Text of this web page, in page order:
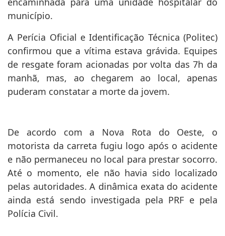
município.
A Perícia Oficial e Identificação Técnica (Politec)
confirmou que a vítima estava grávida. Equipes
de resgate foram acionadas por volta das 7h da
manhã, mas, ao chegarem ao local, apenas
puderam constatar a morte da jovem.
De acordo com a Nova Rota do Oeste, o
motorista da carreta fugiu logo após o acidente
e não permaneceu no local para prestar socorro.
Até o momento, ele não havia sido localizado
pelas autoridades. A dinâmica exata do acidente
ainda está sendo investigada pela PRF e pela
Polícia Civil.